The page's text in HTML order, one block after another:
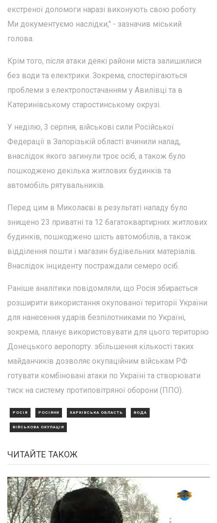
екстреної допомоги наразі виконують свою роботу.
Ми документуємо наслідки," - зазначив міський
голова.
Крім того, після атаки деякі райони міста залишилися
без води та електрики. Зокрема, спостерігаються
проблеми з електропостачанням у Авилівці та в
Катеринівському старостинському окрузі.
У неділю, 3 серпня, військові сили Російської
Федерації в Запорізькій області вчинили напад,
внаслідок якого загинули троє осіб, а також було
пошкоджено декілька житлових будинків та
автомобіль рятувальників.
Перед цим в Миколаєві в результаті нападу було
знищено 23 приватні та 12 багатоквартирних житлових
будинків, пошкоджено шість автомобілів, а також
відділення пошти і магазин будівельних матеріалів.
Внаслідок інциденту постраждали семеро осіб.
Раніше аналітики повідомляли, що Росія збирається
розширити використання окупованої території України
для нанесення ударів безпілотниками по Україні,
зокрема, планує використовувати для цього територію
Донецького аеропорту. збільшення кількості таких
майданчиків дозволяє окупаційним військам РФ
готувати комбіновані атаки по Україні та створювати
тиск на систему протиповітряної оборони (ППО).
РОСІЯ РОСІЯНИ ХАРКІВСЬКА ОБЛАСТЬ ВОДА
ВІЙСЬКОВА ОКУПАЦІЯ
ЧИТАЙТЕ ТАКОЖ